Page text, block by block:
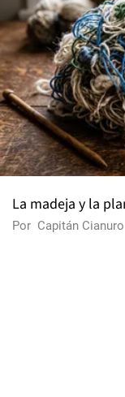
La madeja y la
Por Capitán Cianuro